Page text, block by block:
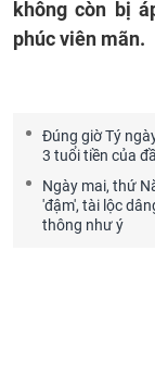
không còn bị
phúc viên mãn.
Đúng giờ Tý
3 tuổi tiền của
Ngày mai, thứ
'đậm', tài lộc
thông như ý